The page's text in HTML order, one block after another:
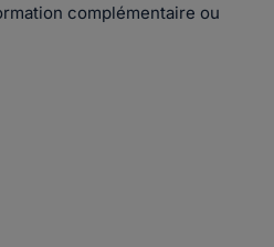
complémentaire ou